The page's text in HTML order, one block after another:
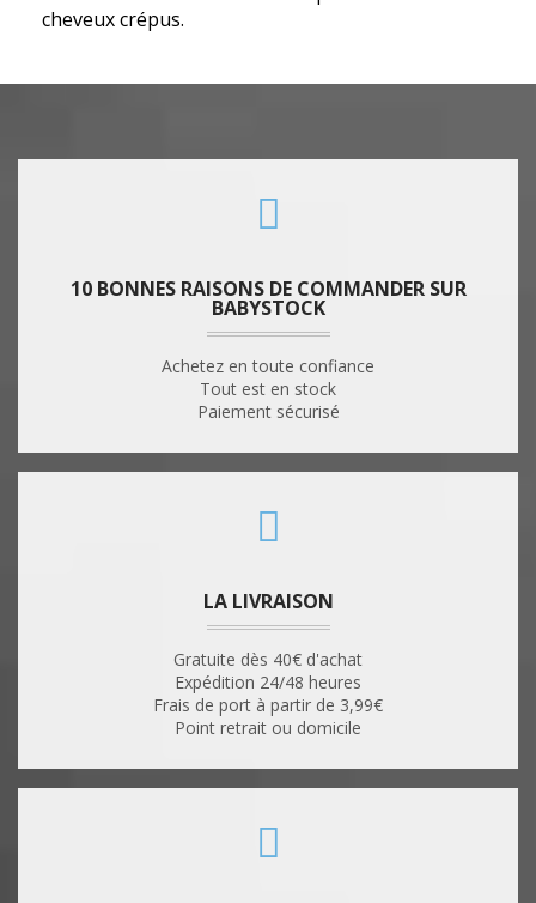
cheveux crépus.
10 BONNES RAISONS DE COMMANDER SUR
BABYSTOCK
Achetez en toute confiance
Tout est en stock
Paiement sécurisé
LA LIVRAISON
Gratuite dès 40€ d'achat
Expédition 24/48 heures
Frais de port à partir de 3,99€
Point retrait ou domicile